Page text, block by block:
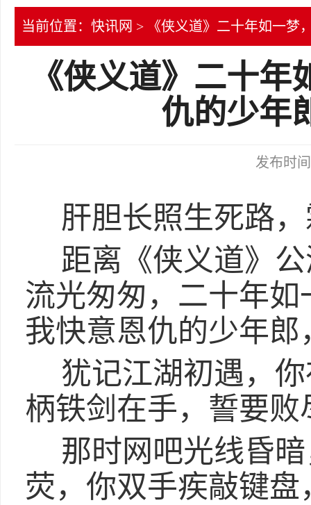
当前位置： 快讯网 > 《侠义道》二十年如一梦
《侠义道》二十
仇的少年
发布时
肝胆长照生死路
距离《侠义道》
流光匆匆，二十年
我快意恩仇的少年
犹记江湖初遇，
柄铁剑在手，誓要败
那时网吧光线昏
荧，你双手疾敲键